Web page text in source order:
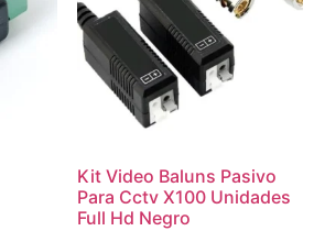
Kit Video Baluns Pasivo
Para Cctv X100 Unidades
Full Hd Negro